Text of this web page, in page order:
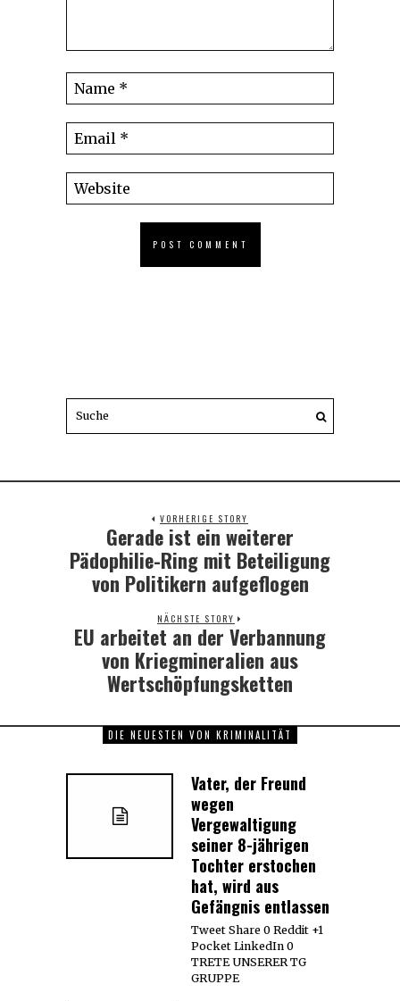
VORHERIGE STORY
Previous
post:
Gerade ist ein weiterer
Pädophilie-Ring mit Beteiligung
von Politikern aufgeflogen
NÄCHSTE STORY
Next
EU arbeitet an der Verbannung
von Kriegmineralien aus
Wertschöpfungsketten
DIE NEUESTEN VON KRIMINALITÄT
Vater, der Freund
wegen
Vergewaltigung
seiner 8-jährigen
Tochter erstochen
hat, wird aus
Gefängnis entlassen
Tweet Share 0 Reddit +1
Pocket LinkedIn 0
TRETE UNSERER TG
GRUPPE